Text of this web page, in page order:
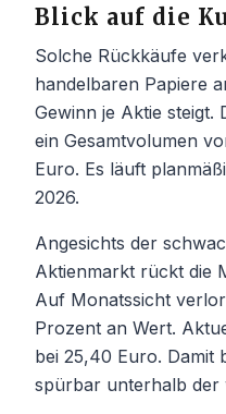
Blick auf die
Solche Rückkäufe
handelbaren Papiere
Gewinn je Aktie steigt.
ein Gesamtvolumen
Euro. Es läuft
2026.
Angesichts der
Aktienmarkt rückt die
Auf Monatssicht
Prozent an Wert.
bei 25,40 Euro. Damit
spürbar unterhalb der